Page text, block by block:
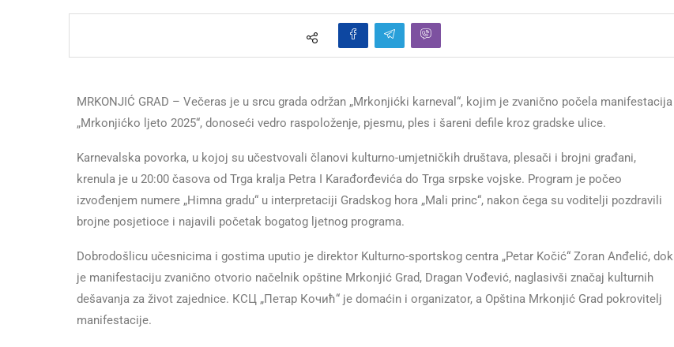
MRKONJIĆ GRAD – Večeras je u srcu grada održan „Mrkonjićki karneval“, kojim je zvanično počela manifestacija
„Mrkonjićko ljeto 2025“, donoseći vedro raspoloženje, pjesmu, ples i šareni defile kroz gradske ulice.
Karnevalska povorka, u kojoj su učestvovali članovi kulturno-umjetničkih društava, plesači i brojni građani,
krenula je u 20:00 časova od Trga kralja Petra I Karađorđevića do Trga srpske vojske. Program je počeo
izvođenjem numere „Himna gradu“ u interpretaciji Gradskog hora „Mali princ“, nakon čega su voditelji pozdravili
brojne posjetioce i najavili početak bogatog ljetnog programa.
Dobrodošlicu učesnicima i gostima uputio je direktor Kulturno-sportskog centra „Petar Kočić“ Zoran Anđelić, dok
je manifestaciju zvanično otvorio načelnik opštine Mrkonjić Grad, Dragan Vođević, naglasivši značaj kulturnih
dešavanja za život zajednice. КСЦ „Петар Кочић“ je domaćin i organizator, a Opština Mrkonjić Grad pokrovitelj
manifestacije.